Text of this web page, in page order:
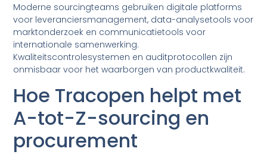
Moderne sourcingteams gebruiken digitale platforms
voor leveranciersmanagement, data-analysetools voor
marktonderzoek en communicatietools voor
internationale samenwerking.
Kwaliteitscontrolesystemen en auditprotocollen zijn
onmisbaar voor het waarborgen van productkwaliteit.
Hoe Tracopen helpt met
A-tot-Z-sourcing en
procurement